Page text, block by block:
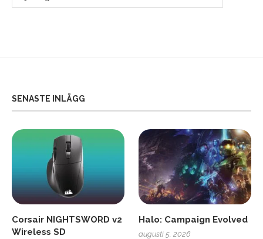
SENASTE INLÄGG
Corsair NIGHTSWORD v2
Wireless SD
Halo: Campaign Evolved
augusti 5, 2026